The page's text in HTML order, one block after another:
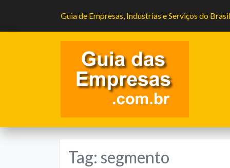
Guia de Empresas, Industrias e Serviços do Brasil
Tag: segmento